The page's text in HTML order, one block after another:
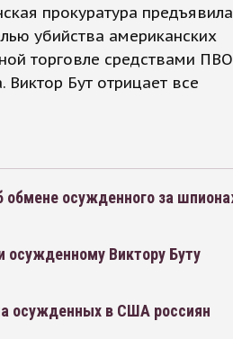
прокуратура предъявила
убийства американских
торговле средствами
Бут отрицает все
обмене осужденного за
осужденному Виктору Буту
осужденных в США россиян